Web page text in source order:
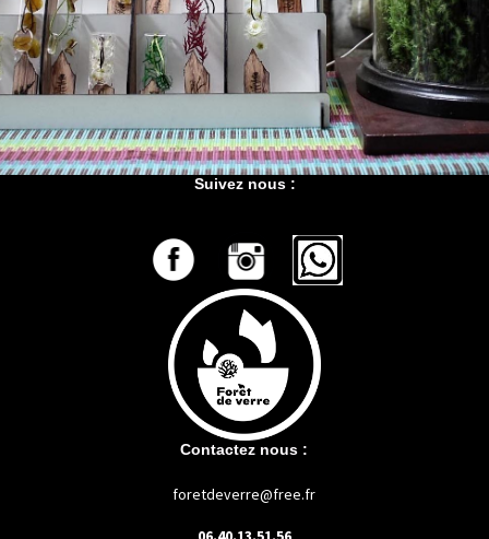
Suivez nous :
Contactez nous :
foretdeverre@free.fr